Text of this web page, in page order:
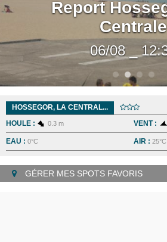
Report
Centrale
06/08 _
HOSSEGOR, LA CENTRAL...
HOULE :
0.3 m VENT :
EAU : 0°C AIR : 25°C
GÉRER MES SPOTS FAVORIS